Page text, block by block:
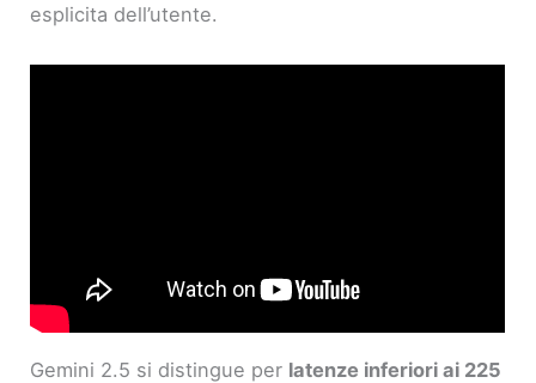
esplicita dell’utente.
Gemini 2.5 si distingue per latenze inferiori ai 225